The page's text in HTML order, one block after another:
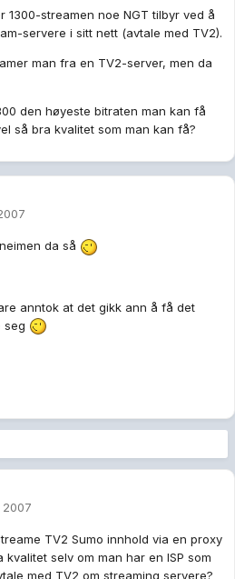
1300-streamen noe NGT tilbyr ved å
servere i sitt nett (avtale med TV2).
man fra en TV2-server, men da
den høyeste bitraten man kan få
så bra kvalitet som man kan få?
da så
anntok at det gikk ann å få det
seg
2007
TV2 Sumo innhold via en proxy
selv om man har en ISP som
med TV2 om streaming servere?